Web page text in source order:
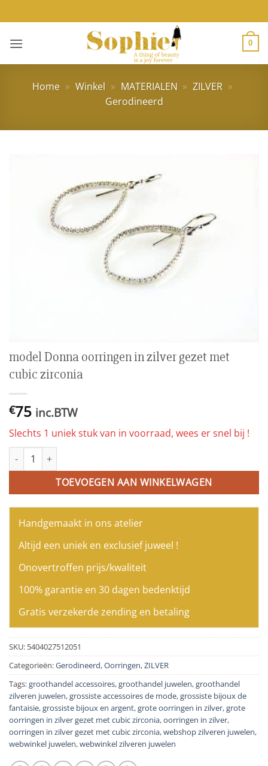
naar
inhoud
0
Home » Winkel » MATERIALEN » ZILVER »
Gerodineerd
model Donna oorringen in zilver gezet met
cubic zirconia
€75 inc.BTW
Slechts 1 uniek stuk van in voorraad, wees er snel bij !
model Donna oorringen in zilver gezet met cubic zirconia aantal
TOEVOEGEN AAN WINKELWAGEN
Handgemaakt in ons atelier
Altijd een uniek en exclusief juweel !
Onovertroffen prijs/kwaliteit
100% garantie en 30 dagen bedenktijd
Gratis verzekerde zending en betaling
SKU: 5404027512051
Categorieën:Gerodineerd,Oorringen,ZILVER
Tags:groothandel accessoires,groothandel juwelen,groothandel
zilveren juwelen,grossiste accessoires de mode,grossiste bijoux de
fantaisie,grossiste bijoux en argent,grote oorringen in zilver,grote
oorringen in zilver gezet met cubic zirconia,oorringen in zilver,
oorringen in zilver gezet met cubic zirconia,webshop zilveren juwelen,
webwinkel juwelen,webwinkel zilveren juwelen